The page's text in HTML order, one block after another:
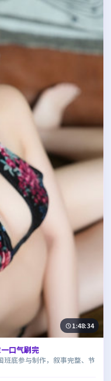
1:48:34
口气刷完
班底参与制作，叙事完整、节